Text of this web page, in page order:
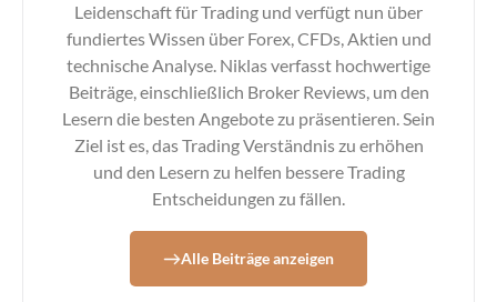
Leidenschaft für Trading und verfügt nun über
fundiertes Wissen über Forex, CFDs, Aktien und
technische Analyse. Niklas verfasst hochwertige
Beiträge, einschließlich Broker Reviews, um den
Lesern die besten Angebote zu präsentieren. Sein
Ziel ist es, das Trading Verständnis zu erhöhen
und den Lesern zu helfen bessere Trading
Entscheidungen zu fällen.
Alle Beiträge anzeigen